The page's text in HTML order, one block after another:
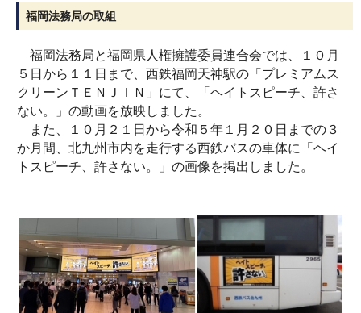
福岡法務局の取組
福岡法務局と福岡県人権擁護委員連合会では、１０月
５日から１１日まで、西鉄福岡天神駅の「プレミアムス
クリーンＴＥＮＪＩＮ」にて、「ヘイトスピーチ、許さ
ない。」の動画を放映しました。
また、１０月２１日から令和５年１月２０日までの３
か月間、北九州市内を走行する西鉄バスの車体に「ヘイ
トスピーチ、許さない。」の画像を掲出しました。